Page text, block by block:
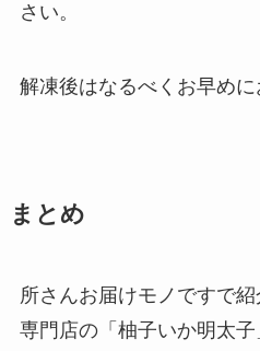
さい。
解凍後はなるべくお早めに
まとめ
所さんお届けモノですで
専門店の「柚子いか明太